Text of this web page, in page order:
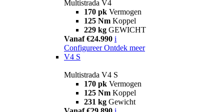
Multistrada V4
170 pk Vermogen
125 Nm Koppel
229 kg GEWICHT
Vanaf €24.990 i
Configureer Ontdek meer
V4 S
Multistrada V4 S
170 pk Vermogen
125 Nm Koppel
231 kg Gewicht